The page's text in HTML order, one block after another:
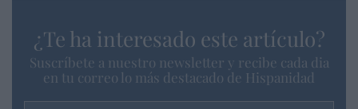
¿Te ha interesado este artículo?
Suscríbete a nuestro newsletter y recibe cada dia
en tu correo lo más destacado de Hispanidad